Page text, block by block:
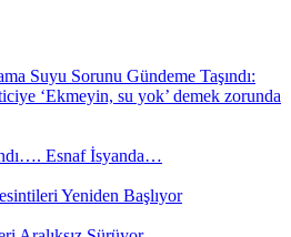
Suyu Sorunu Gündeme Taşındı:
‘Ekmeyin, su yok’ demek zorunda
Esnaf İsyanda…
Yeniden Başlıyor